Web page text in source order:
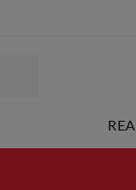
REA